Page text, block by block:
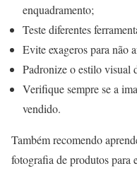
enquadramento;
Teste diferentes
Evite exageros para não
Padronize o estilo visual
Verifique sempre se a
vendido.
Também recomendo
fotografia de produtos para